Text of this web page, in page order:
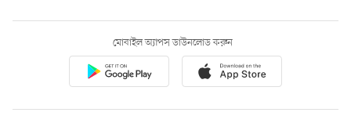
মোবাইল অ্যাপস ডাউনলোড করুন